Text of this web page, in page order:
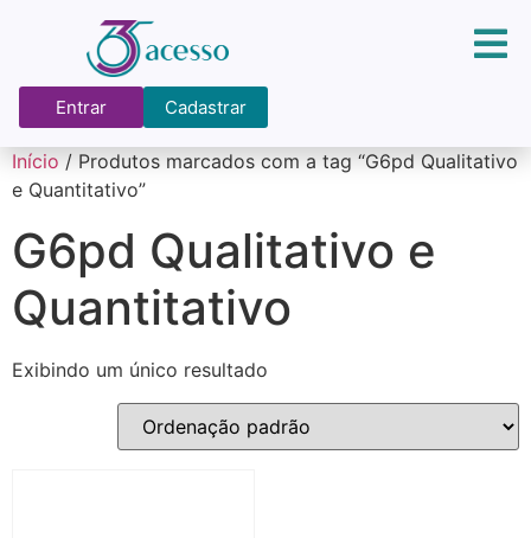
Entrar Cadastrar
Início / Produtos marcados com a tag “G6pd Qualitativo
e Quantitativo”
G6pd Qualitativo e
Quantitativo
Exibindo um único resultado